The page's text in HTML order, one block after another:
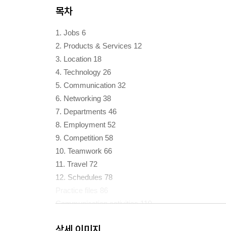
목차
1. Jobs 6
2. Products & Services 12
3. Location 18
4. Technology 26
5. Communication 32
6. Networking 38
7. Departments 46
8. Employment 52
9. Competition 58
10. Teamwork 66
11. Travel 72
12. Schedules 78
Communication activities 110